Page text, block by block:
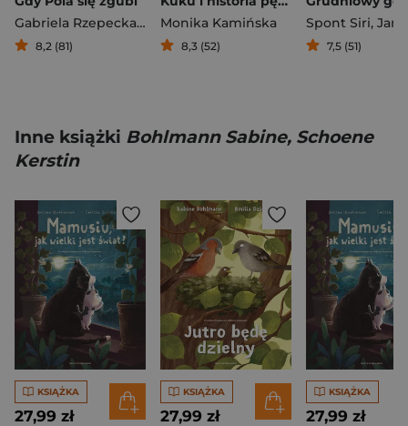
Gabriela Rzepecka-Weiss
8,2 (81)
Monika Kamińska
8,3 (52)
Spont Siri, Jansson
7,5 (51)
Inne książki Bohlmann Sabine, Schoene
Kerstin
KSIĄŻKA
27,99 zł
KSIĄŻKA
27,99 zł
KSIĄŻKA
27,99 zł